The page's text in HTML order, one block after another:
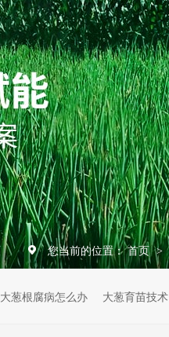
您当前的位置： 首页 >
大葱根腐病怎么办 大葱育苗技术